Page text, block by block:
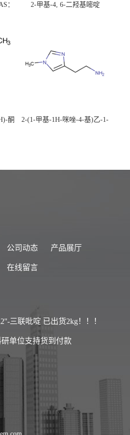
：
2-甲基-4, 6-二羟基嘧啶
酮
2-(1-甲基-1H-咪唑-4-基)乙-1-
公司动态 产品展厅
在线留言
三联吡啶 已出货2kg！！！
单位支持货到付款